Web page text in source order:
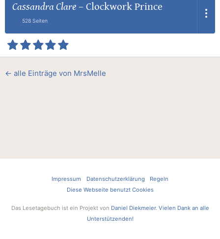
Cassandra Clare– Clockwork Prince
528 Seiten
← alle Einträge von MrsMelle
Impressum Datenschutzerklärung
Regeln
Diese Webseite benutzt Cookies
Das Lesetagebuch ist ein Projekt von Daniel Diekmeier. Vielen Dank an alle
Unterstützenden!